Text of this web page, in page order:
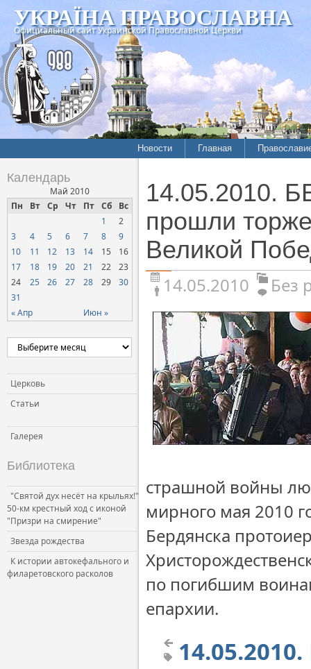
УКРАЇНА ПРАВОСЛАВНА
Официальный сайт Украинской Православной Церкви
Новости Главная
Календарь
Май 2010
Пн
Вт Ср Чт Пт Сб Вс
« Апр Июн »
1
2
3
4 5 6 7 8
9
10
11 12 13 14 15
16
17
18 19 20 21 22
23
24
25 26 27 28 29
30
31
Церковь
Статьи
Галерея
Библиотека
"Святой дух несёт на крыльях!"
50-км крестный ход с иконой
"Призри на смирение"
Звезда рождества
К истории автокефального и
филаретовского расколов
14.05.2010.
прошли
Великой
14.05.2010 Без
страшной войны
мирного мая 2010
Бердянска
по погибшим
епархии.